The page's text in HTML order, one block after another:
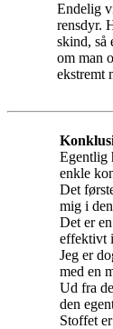
Endelig
rensdyr.
skind, så
om man
ekstremt
Egentlig
enkle
Det
mig i
Det er
effektivt
Jeg er
med en
Ud fra
den
Stoffet